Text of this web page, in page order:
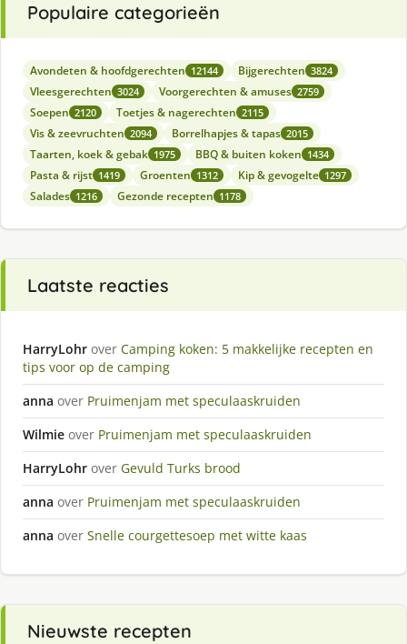
Populaire categorieën
Avondeten & hoofdgerechten 12144 Bijgerechten 3824
Vleesgerechten 3024 Voorgerechten & amuses 2759
Soepen 2120 Toetjes & nagerechten 2115
Vis & zeevruchten 2094 Borrelhapjes & tapas 2015
Taarten, koek & gebak 1975 BBQ & buiten koken 1434
Pasta & rijst 1419 Groenten 1312 Kip & gevogelte 1297
Salades 1216 Gezonde recepten 1178
Laatste reacties
HarryLohr over Camping koken: 5 makkelijke recepten en
tips voor op de camping
anna over Pruimenjam met speculaaskruiden
Wilmie over Pruimenjam met speculaaskruiden
HarryLohr over Gevuld Turks brood
anna over Pruimenjam met speculaaskruiden
anna over Snelle courgettesoep met witte kaas
Nieuwste recepten